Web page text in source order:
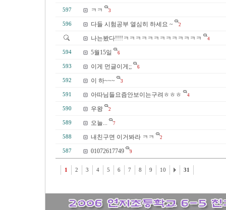
597 ㅋㅋ 3
596 다들 시험공부 열심히 하세요 ~ 2
나는봤다!!!!ㅋㅋㅋㅋㅋㅋㅋㅋㅋㅋㅋㅋㅋ 4
594 5월15일 6
593 이게 먼글이게;; 6
592 이 하~~~ 3
591 아따님들요즘안보이는구려ㅎㅎㅎ 4
590 우왕 2
589 오늘... 7
588 내친구면 이거봐라 ㅋㅋ 2
587 01072617749 9
1 2 3 4 5 6 7 8 9 10 31